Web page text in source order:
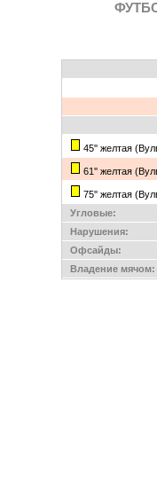
45'' желтая
61'' желтая
75'' желтая
Угловые:
Нарушения:
Офсайды:
Владение мячом: